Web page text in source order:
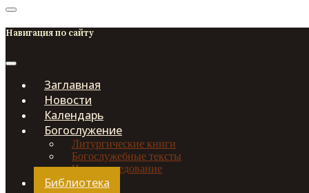
Навигация по сайту
Заглавная
Новости
Календарь
Богослужение
Литургические книги
Богослужебные тексты
Чинопоследование
Библиотека